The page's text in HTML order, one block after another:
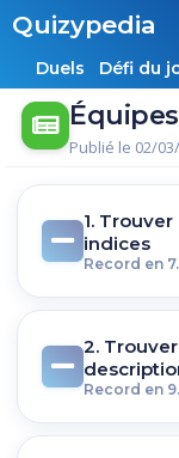
Quizypedia
Duels
Défi du
Publié le 02/
1.
indices
Record en
2.
Record en